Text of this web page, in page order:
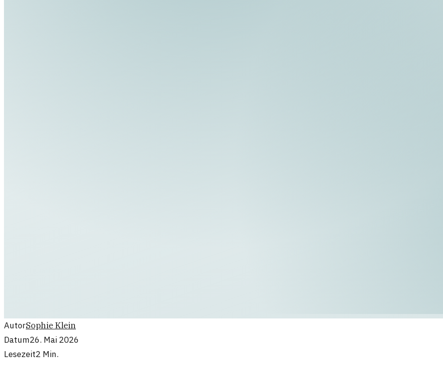
AutorSophie Klein
Datum26. Mai 2026
Lesezeit2 Min.